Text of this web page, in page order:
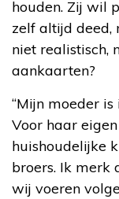
houden. Zij wil
zelf altijd deed,
niet realistisch,
aankaarten?
“Mijn moeder
Voor haar
huishoudelijke
broers. Ik merk
wij voeren